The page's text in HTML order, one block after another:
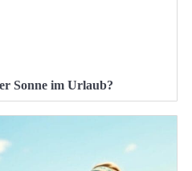
Sonne im Urlaub?